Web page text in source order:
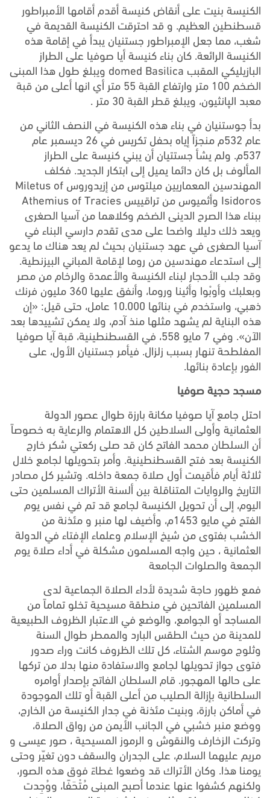
الكنيسة بنيت على أنقاض كنيسة أقدم أقامها الأمبراطور
قسطنطين العظيم. و قد احترقت الكنيسة القديمة في
شغب، مما جعل الإمبراطور جستنيان يبدأ في إقامة هذه
الكنيسة الرائعة. كان بناء كنيسة أيا صوفيا على الطراز
البازيليكي المقبب domed Basilica ويبلغ طول هذا المبنى
الضخم 100 متر وارتفاع القبة 55 متر أي انها أعلى من قبة
معبد الپانثيون، ويبلغ قطر القبة 30 متر .
بدأ جوستنيان في بناء هذه الكنيسة في النصف الثاني من
عام 532م منجزاً إياه بحفل تكريس في 26 ديسمبر عام
537م. ولم يشأ جستتيان أن يبني كنيسة على الطراز
المألوف بل كان دائما يميل إلى ابتكار الجديد. فكلف
المهندسين المعماريين ميلتوس من إزيدوروس Miletus of
Isidoros وأثميوس من تراقييس Athemius of Tracies
ببناء هذا الصرح الدينى الضخم وكلاهما من آسيا الصغرى
ويعد ذلك دليلا واضحا على مدى تقدم دارسي البناء في
آسيا الصغرى في عهد جستنيان بحيث لم يعد هناك ما يدعو
إلى استدعاء مهندسين من روما لإقامة المباني البيزنطية.
وقد جلب الأحجار لبناء الكنيسة والأعمدة والرخام من مصر
وبعلبك وأوبْوا وأثينا وروما، وأنفق عليها 360 مليون فرنك
ذهبي، واستخدم في بنائها 10.000 عامل، حتى قيل: «إن
هذه البناية لم يشهد مثلها منذ آدم، ولا يمكن تشييدها بعد
الآن». وفي 7 مايو 558، في القسطنطينية، قبة آيا صوفيا
المفلطحة تنهار بسبب زلزال. فيأمر جستنيان الأول، على
الفور بإعادة بنائها.
مسجد حجية صوفيا
احتل جامع آيا صوفيا مكانة بارزة طوال عصور الدولة
العثمانية وأولى السلاطين كل الاهتمام والرعاية به خصوصاً
أن السلطان محمد الفاتح كان قد صلى ركعتي شكر خارج
الكنيسة بعد فتح القسطنطينية. وأمر بتحويلها لجامع خلال
ثلاثة أيام فأقيمت أول صلاة جمعة داخله. وتشير كل مصادر
التاريخ والروايات المتناقلة بين ألسنة الأتراك المسلمين حتى
اليوم، إلى أن تحويل الكنيسة لجامع قد تم في نفس يوم
الفتح في مايو 1453م، وأضيف لها منبر و مئذنة من
الخشب بفتوى من شيخ الإسلام وعلماء الإفتاء في الدولة
العثمانية ، حين واجه المسلمون مشكلة في أداء صلاة يوم
الجمعة والصلوات الجامعة
فمع ظهور حاجة شديدة لأداء الصلاة الجماعية لدى
المسلمين الفاتحين في منطقة مسيحية تخلو تماماً من
المساجد أو الجوامع، والوضع في الاعتبار الظروف الطبيعية
للمدينة من حيث الطقس البارد والممطر طوال السنة
وثلوج موسم الشتاء، كل تلك الظروف كانت وراء صدور
فتوى جواز تحويلها لجامع والاستفادة منها بدلا من تركها
على حالها المهجور. قام السلطان الفاتح بإصدار أوامره
السلطانية بإزالة الصليب من أعلى القبة أو تلك الموجودة
في أماكن بارزة، وبنيت مئذنة في جدار الكنيسة من الخارج،
ووضع منبر خشبي في الجانب الأيمن من رواق الصلاة،
وتركت الزخارف والنقوش و الرموز المسيحية ، صور عيسى و
مريم عليهما السلام، على الجدران والسقف دون تغيّر وحتى
يومنا هذا. وكان الأتراك قد وضعوا غطاءً فوق هذه الصور،
ولكنهم كشفوا عنها عندما أصبح المبنى مُتْحَفًا، ووُجِدت